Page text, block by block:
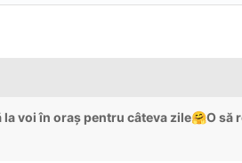
voi în oraș pentru câteva zile🤗O să